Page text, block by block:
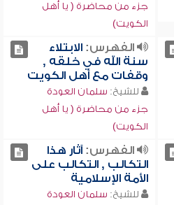
جزء من محاضرة ( يا أهل
الكويت)
الفهرس:الابتلاء
سنة الله في خلقه ,
وقفات مع أهل الكويت
للشيخ: سلمان العودة
جزء من محاضرة ( يا أهل
الكويت)
الفهرس:آثار هذا
التكالب , التكالب على
الأمة الإسلامية
للشيخ: سلمان العودة